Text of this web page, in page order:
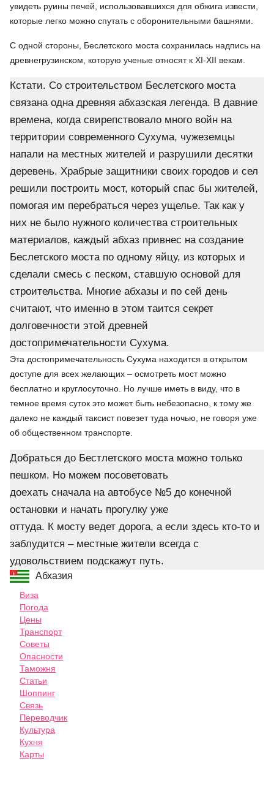
увидеть руины печей, использовавшихся для обжига извести,
которые легко можно спутать с оборонительными башнями.
С одной стороны, Беслетского моста сохранилась надпись на
древнегрузинском, которую ученые относят к XI-XII векам.
Кстати. Со строительством Беслетского моста
связана одна древняя абхазская легенда. В давние
времена, когда свирепствовало много войн на
территории современного Сухума, чужеземцы
напали на местных жителей и разрушили десятки
деревень. Храбрые защитники своих городов и сел
решили построить мост, который спас бы жителей,
помогая им перебраться через ущелье. Так как у
них не было нужного количества строительных
материалов, каждый абхаз привнес на создание
Беслетского моста по одному яйцу, из которых и
сделали смесь с песком, ставшую основой для
строительства. Многие абхазы и по сей день
считают, что именно в этом таится секрет
долговечности этой древней
достопримечательности Сухума.
Эта достопримечательность Сухума находится в открытом
доступе для всех желающих – осмотреть мост можно
бесплатно и круглосуточно. Но лучше иметь в виду, что в
темное время суток это может быть небезопасно, к тому же
далеко не каждый таксист повезет туда ночью, не говоря уже
об общественном транспорте.
Добраться до Бестлетского моста можно только
пешком. Но можем посоветовать
доехать сначала на автобусе №5 до конечной
остановки и начать прогулку уже
оттуда. К мосту ведет дорога, а если здесь кто-то и
заблудится – местные жители всегда с
удовольствием подскажут путь.
Абхазия
Виза
Погода
Цены
Транспорт
Советы
Опасности
Таможня
Статьи
Шоппинг
Связь
Переводчик
Культура
Кухня
Карты